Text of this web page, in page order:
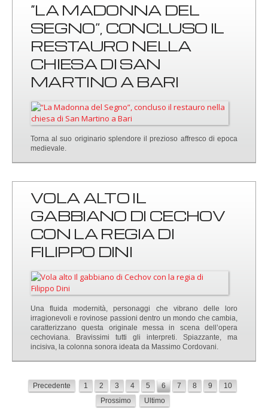
“LA MADONNA DEL
SEGNO”, CONCLUSO IL
RESTAURO NELLA
CHIESA DI SAN
MARTINO A BARI
Torna al suo originario splendore il prezioso affresco di epoca
medievale.
VOLA ALTO IL
GABBIANO DI CECHOV
CON LA REGIA DI
FILIPPO DINI
Una fluida modernità, personaggi che vibrano delle loro
irragionevoli e rovinose passioni dentro un mondo che cambia,
caratterizzano questa originale messa in scena dell’opera
cechoviana. Bravissimi tutti gli interpreti. Spiazzante, ma
incisiva, la colonna sonora ideata da Massimo Cordovani.
Precedente 1 2 3 4 5 6 7 8 9
10
Prossimo
Ultimo